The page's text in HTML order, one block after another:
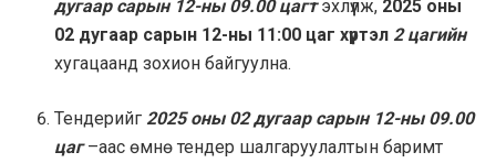
дугаар сарын 12-ны 09.00 цагтэхлүүлж, 2025 оны
02 дугаар сарын 12-ны 11:00 цаг хүртэл 2 цагийн
хугацаанд зохион байгуулна.
Тендерийг 2025 оны 02 дугаар сарын 12-ны 09.00
цаг–аас өмнө тендер шалгаруулалтын баримт